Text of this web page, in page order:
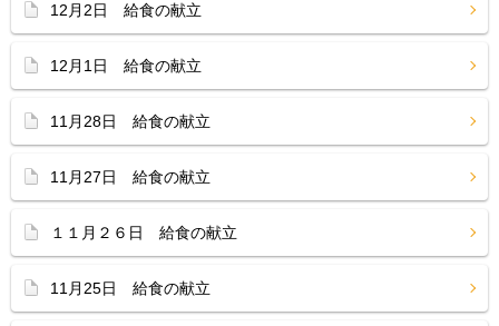
12月2日 給食の献立
12月1日 給食の献立
11月28日 給食の献立
11月27日 給食の献立
１１月２６日 給食の献立
11月25日 給食の献立